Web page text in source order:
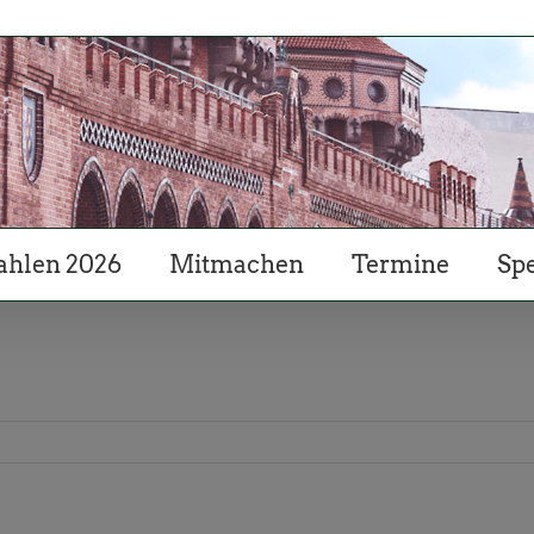
2026 Mitmachen Termine